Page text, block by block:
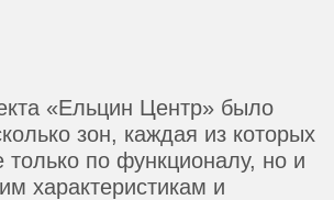
«Ельцин Центр» было
зон, каждая из которых
только по функционалу, но и
характеристикам и